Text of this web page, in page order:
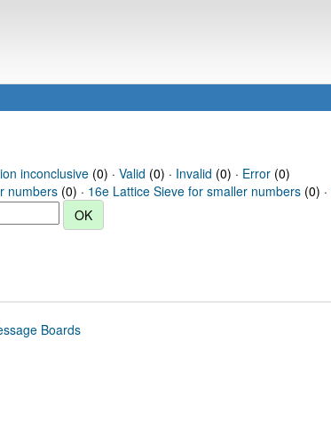
inconclusive(0) · Valid (0) · Invalid (0) · Error(0)
numbers (0) · 16e Lattice Sieve for smaller numbers (0) ·
Boards